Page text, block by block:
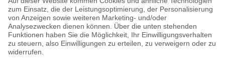
· Wiesbaden ·Mainz·Stuttgart· Karlsruhe ·Freiburg·
München· Augsburg· Nürnberg·Regensburg· Köln
Aachen·Düsseldorf·Duisburg ·Essen· Dortmund·Münster
Bielefeld· Hannover ·Bremen·Hamburg ·Kiel ·Berlin·
Leipzig ·Erfurt